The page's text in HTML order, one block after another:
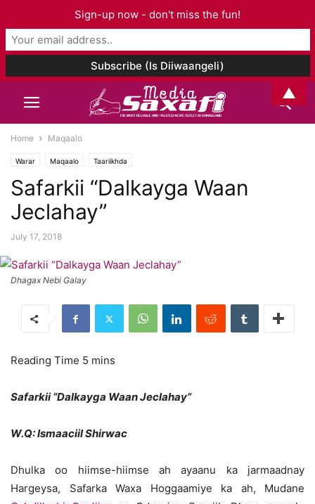
Home Maqaalo
Warar Maqaalo Taariikhda
Safarkii “Dalkayga Waan
Jeclahay”
July 17, 2018
Dhagax Nebi Galay
Safarkii “Dalkayga Waan Jeclahay”
W.Q: Ismaaciil Shirwac
Dhulka oo hiimse-hiimse ah ayaanu ka jarmaadnay
Hargeysa, Safarka Waxa Hoggaamiye ka ah, Mudane
Sign-up now - don't miss the fun!
▲